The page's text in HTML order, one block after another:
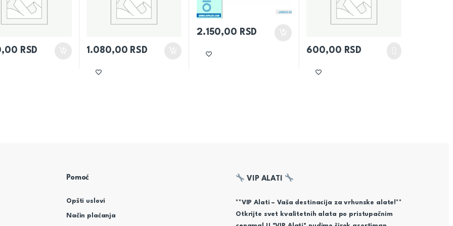
RSD 1.080,00 RSD
2.150,00 RSD
600,00 RSD
Pomoć
Opšti uslovi
Način plaćanja
VIP ALATI
**VIP Alati – Vaša destinacija za vrhunske alate!**
Otkrijte svet kvalitetnih alata po pristupačnim